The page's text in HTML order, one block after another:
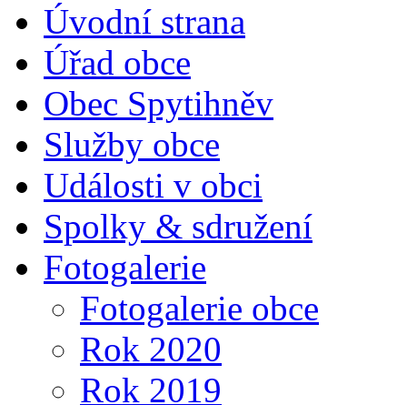
Úvodní strana
Úřad obce
Obec Spytihněv
Služby obce
Události v obci
Spolky & sdružení
Fotogalerie
Fotogalerie obce
Rok 2020
Rok 2019